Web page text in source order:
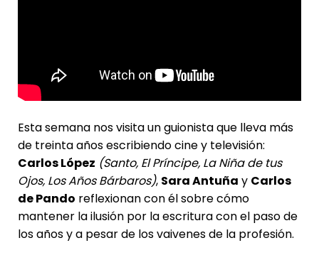
Esta semana nos visita un guionista que lleva más
de treinta años escribiendo cine y televisión:
Carlos López (Santo, El Príncipe, La Niña de tus
Ojos, Los Años Bárbaros), Sara Antuña y Carlos
de Pando reflexionan con él sobre cómo
mantener la ilusión por la escritura con el paso de
los años y a pesar de los vaivenes de la profesión.